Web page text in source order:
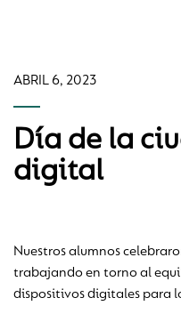
ABRIL 6, 2023
Día de la
digital
Nuestros alumnos
trabajando en torno al
dispositivos digitales para